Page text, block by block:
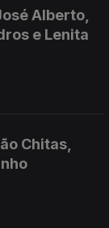
Alberto,
e Lenita
Chitas,